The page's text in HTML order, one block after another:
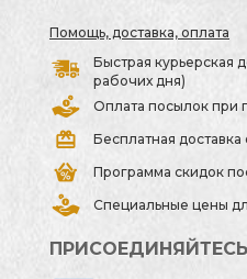
Помощь, доставка, оплата
Быстрая курьерская
рабочих дня)
Оплата посылок при
Бесплатная доставка
Программа скидок
Специальные цены